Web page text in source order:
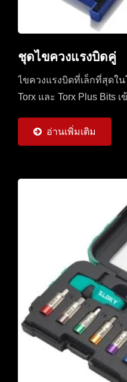
ชุดไขควงแรงบิดคู่
ไขควงแรงบิดที่เล็กที่สุดใ
Torx และ Torx Plus Bits เ
อ่านเพิ่มเติม